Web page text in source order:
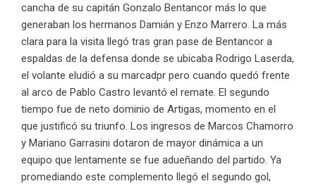
cancha de su capitán Gonzalo Bentancor más lo que
generaban los hermanos Damián y Enzo Marrero. La más
clara para la visita llegó tras gran pase de Bentancor a
espaldas de la defensa donde se ubicaba Rodrigo Laserda,
el volante eludió a su marcadpr pero cuando quedó frente
al arco de Pablo Castro levantó el remate. El segundo
tiempo fue de neto dominio de Artigas, momento en el
que justificó su triunfo. Los ingresos de Marcos Chamorro
y Mariano Garrasini dotaron de mayor dinámica a un
equipo que lentamente se fue adueñando del partido. Ya
promediando este complemento llegó el segundo gol,